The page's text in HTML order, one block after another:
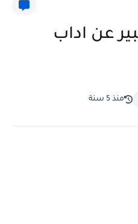
عن اداب
منذ 5 سنة